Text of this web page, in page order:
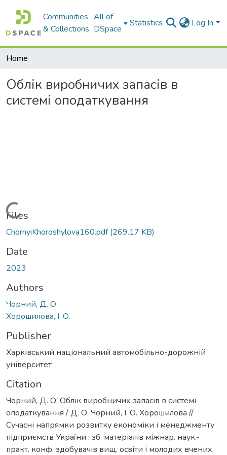
Communities
& Collections
All of
DSpace
Statistics Log In
Home
Облік виробничих запасів в
системі оподаткування
Loading...
Files
ChornyiKhoroshylova160.pdf(269.17 KB)
Date
2023
Authors
Чорний, Д. О.
Хорошилова, І. О.
Publisher
Харківський національний автомобільно-дорожній
університет
Citation
Чорний, Д. О. Облік виробничих запасів в системі
оподаткування / Д. О. Чорний, І. О. Хорошилова //
Сучасні напрямки розвитку економіки і менеджменту
підприємств України : зб. матеріалів міжнар. наук.-
практ. конф. здобувачів вищ. освіти і молодих вчених,